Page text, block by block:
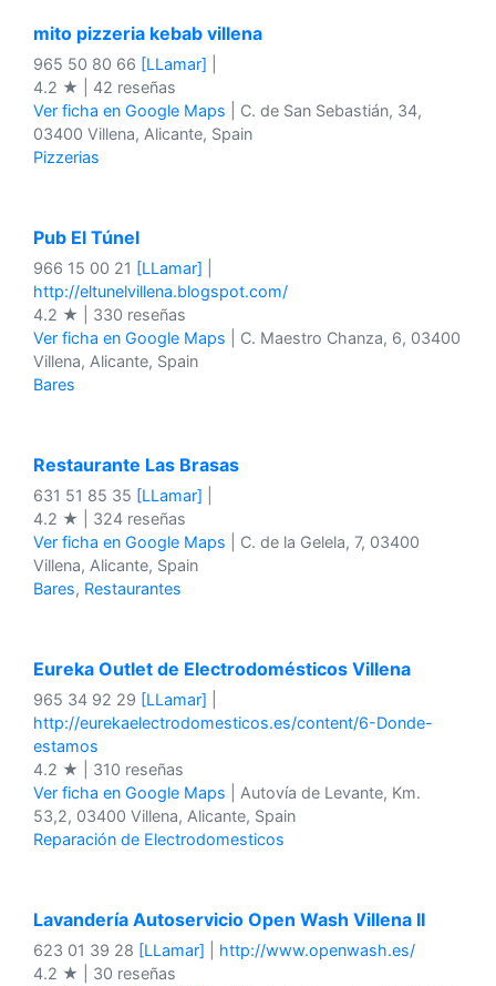
mito pizzeria kebab villena
965 50 80 66 [LLamar]
4.2 ★ | 42 reseñas
Ver ficha en Google Maps | C. de San Sebastián, 34,
03400 Villena, Alicante, Spain
Pizzerias
Pub El Túnel
966 15 00 21 [LLamar]
http://eltunelvillena.blogspot.com/
4.2 ★ | 330 reseñas
Ver ficha en Google Maps | C. Maestro Chanza, 6, 03400
Villena, Alicante, Spain
Bares
Restaurante Las Brasas
631 51 85 35 [LLamar]
4.2 ★ | 324 reseñas
Ver ficha en Google Maps | C. de la Gelela, 7, 03400
Villena, Alicante, Spain
Bares, Restaurantes
Eureka Outlet de Electrodomésticos Villena
965 34 92 29 [LLamar]
http://eurekaelectrodomesticos.es/content/6-Donde-
estamos
4.2 ★ | 310 reseñas
Ver ficha en Google Maps | Autovía de Levante, Km.
53,2, 03400 Villena, Alicante, Spain
Reparación de Electrodomesticos
Lavandería Autoservicio Open Wash Villena II
623 01 39 28 [LLamar]
http://www.openwash.es/
4.2 ★ | 30 reseñas